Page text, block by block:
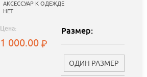
АКСЕССУАР К ОДЕЖДЕ
НЕТ
Цена:
1 000.00
Размер:
ОДИН РАЗМЕР